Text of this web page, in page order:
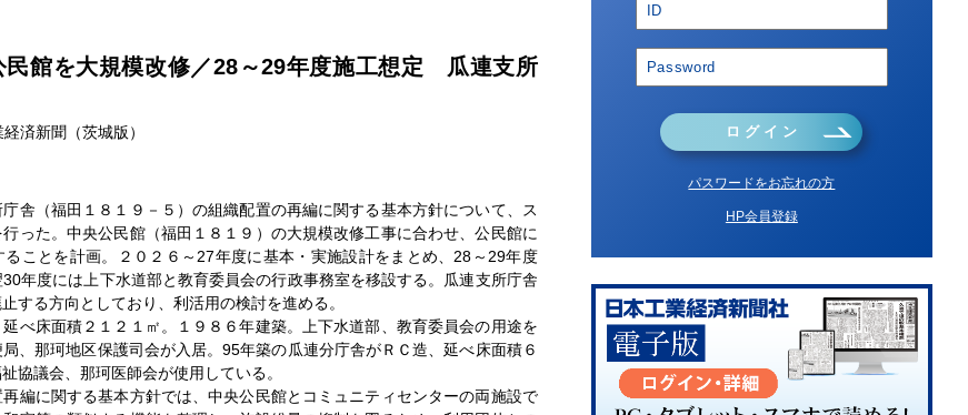
民館を大規模改修／28～29年度施工想定 瓜連支所
済新聞（茨城版）
舎（福田１８１９－５）の組織配置の再編に関する基本方針について、ス
った。中央公民館（福田１８１９）の大規模改修工事に合わせ、公民館に
ことを計画。２０２６～27年度に基本・実施設計をまとめ、28～29年度
年度には上下水道部と教育委員会の行政事務室を移設する。瓜連支所庁舎
する方向としており、利活用の検討を進める。
べ床面積２１２１㎡。１９８６年建築。上下水道部、教育委員会の用途を
、那珂地区保護司会が入居。95年築の瓜連分庁舎がＲＣ造、延べ床面積６
協議会、那珂医師会が使用している。
編に関する基本方針では、中央公民館とコミュニティセンターの両施設で
ロ グ イ ン
パスワードをお忘れの方
HP会員登録